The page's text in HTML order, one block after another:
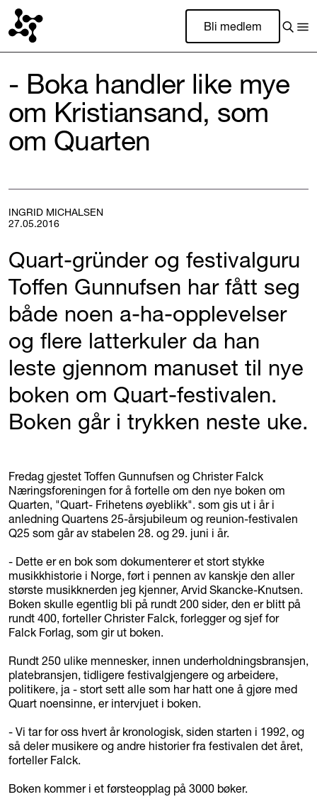
Bli medlem
- Boka handler like mye
om Kristiansand, som
om Quarten
INGRID MICHALSEN
27.05.2016
Quart-gründer og festivalguru
Toffen Gunnufsen har fått seg
både noen a-ha-opplevelser
og flere latterkuler da han
leste gjennom manuset til nye
boken om Quart-festivalen.
Boken går i trykken neste uke.
Fredag gjestet Toffen Gunnufsen og Christer Falck
Næringsforeningen for å fortelle om den nye boken om
Quarten, "Quart- Frihetens øyeblikk". som gis ut i år i
anledning Quartens 25-årsjubileum og reunion-festivalen
Q25 som går av stabelen 28. og 29. juni i år.
- Dette er en bok som dokumenterer et stort stykke
musikkhistorie i Norge, ført i pennen av kanskje den aller
største musikknerden jeg kjenner, Arvid Skancke-Knutsen.
Boken skulle egentlig bli på rundt 200 sider, den er blitt på
rundt 400, forteller Christer Falck, forlegger og sjef for
Falck Forlag, som gir ut boken.
Rundt 250 ulike mennesker, innen underholdningsbransjen,
platebransjen, tidligere festivalgjengere og arbeidere,
politikere, ja - stort sett alle som har hatt one å gjøre med
Quart noensinne, er intervjuet i boken.
- Vi tar for oss hvert år kronologisk, siden starten i 1992, og
så deler musikere og andre historier fra festivalen det året,
forteller Falck.
Boken kommer i et førsteopplag på 3000 bøker.